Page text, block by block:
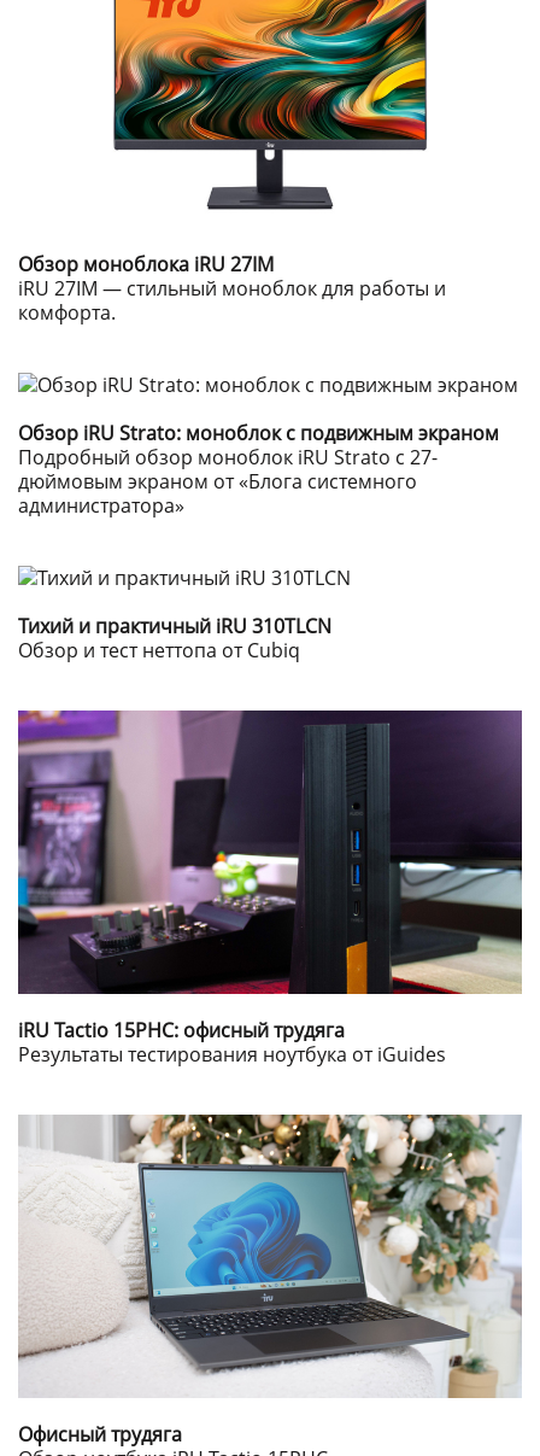
Обзор моноблока iRU 27IM
iRU 27IM — стильный моноблок для работы и
комфорта.
Обзор iRU Strato: моноблок с подвижным экраном
Подробный обзор моноблок iRU Strato с 27-
дюймовым экраном от «Блога системного
администратора»
Тихий и практичный iRU 310TLCN
Обзор и тест неттопа от Cubiq
iRU Tactio 15PHC: офисный трудяга
Результаты тестирования ноутбука от iGuides
Офисный трудяга